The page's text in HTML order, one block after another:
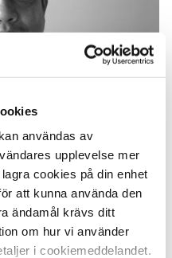
användas av
upplevelse mer
cookies på din enhet
att kunna använda den
ändamål krävs ditt
om hur vi använder
i cookiemeddelandet.
barn om
ställer
arbete”